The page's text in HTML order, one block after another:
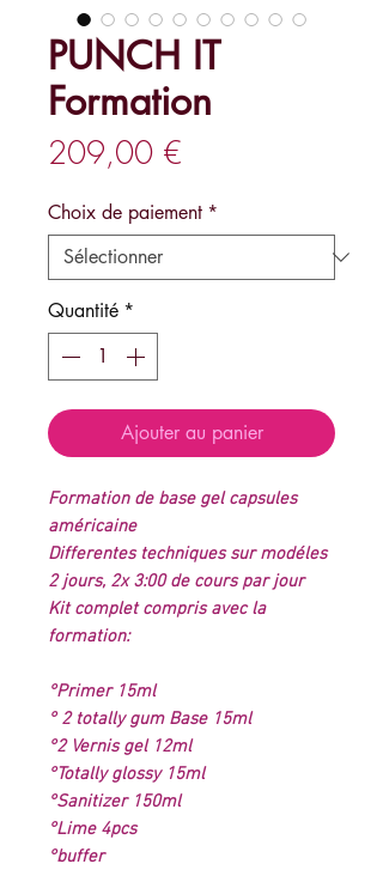
PUNCH IT
Formation
209,00 €
Choix de paiement *
Quantité *
Ajouter au panier
Formation de base gel capsules
américaine
Differentes techniques sur modéles
2 jours, 2x 3:00 de cours par jour
Kit complet compris avec la
formation:
°Primer 15ml
° 2 totally gum Base 15ml
°2 Vernis gel 12ml
°Totally glossy 15ml
°Sanitizer 150ml
°Lime 4pcs
°buffer